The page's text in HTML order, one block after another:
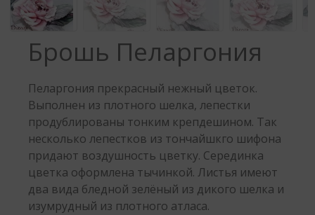
Брошь Пеларгония
Пеларгония прекрасный нежный цветок.
Выполнен из плотного шелка, лепестки
продублированы тонким крепдешином. Так
несколько лепестков из тончайшкго шифона
придают воздушность цветку. Серединка
цветка оформлена тычинкой. Листья имеют
два вида бледной зелёный из дикого шелка и
изумрудный из плотного атласа.